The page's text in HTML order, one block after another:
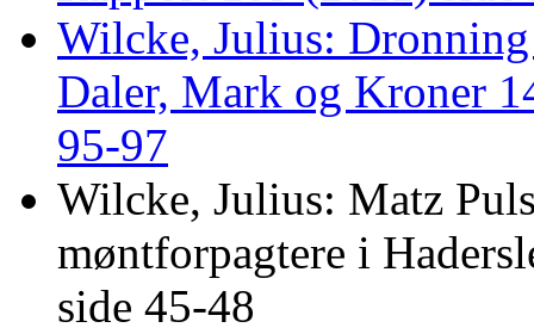
Wilcke, Julius:
Daler, Mark og Kroner
95-97
Wilcke, Julius: Matz
møntforpagtere i
side 45-48